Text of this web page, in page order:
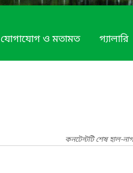
যোগাযোগ ও মতামত গ্যালারি
কনটেন্টটি শেষ হাল-